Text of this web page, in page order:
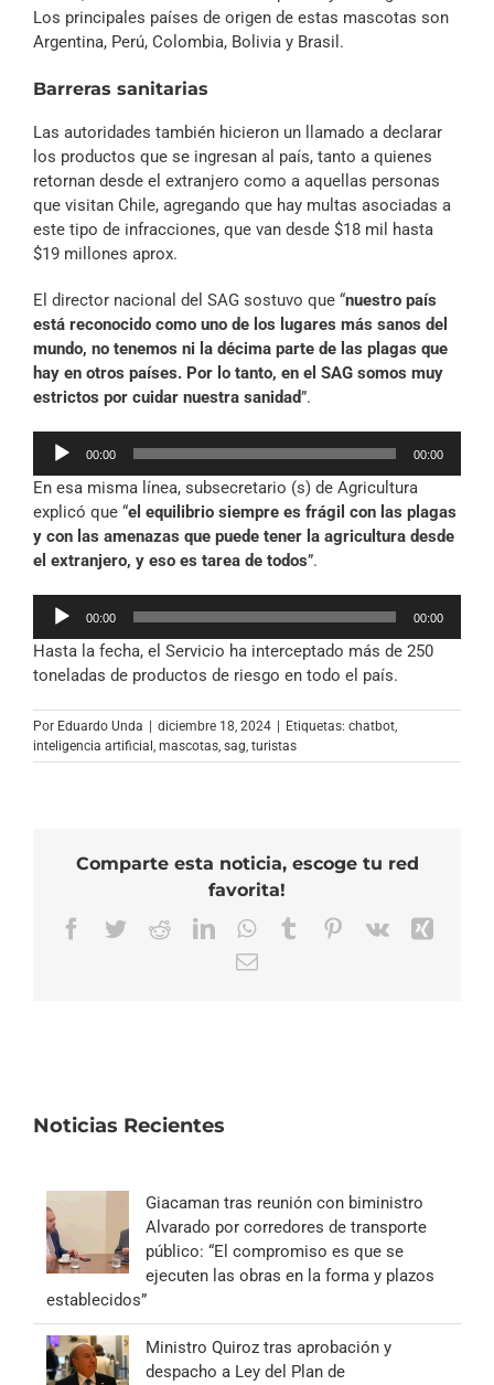
Los principales países de origen de estas mascotas son
Argentina, Perú, Colombia, Bolivia y Brasil.
Barreras sanitarias
Las autoridades también hicieron un llamado a declarar
los productos que se ingresan al país, tanto a quienes
retornan desde el extranjero como a aquellas personas
que visitan Chile, agregando que hay multas asociadas a
este tipo de infracciones, que van desde $18 mil hasta
$19 millones aprox.
El director nacional del SAG sostuvo que “nuestro país
está reconocido como uno de los lugares más sanos del
mundo, no tenemos ni la décima parte de las plagas que
hay en otros países. Por lo tanto, en el SAG somos muy
estrictos por cuidar nuestra sanidad”.
Reproductor
audio
00:00 00:00
En esa misma línea, subsecretario (s) de Agricultura
explicó que “el equilibrio siempre es frágil con las plagas
y con las amenazas que puede tener la agricultura desde
el extranjero, y eso es tarea de todos”.
Reproductor
audio
00:00 00:00
Hasta la fecha, el Servicio ha interceptado más de 250
toneladas de productos de riesgo en todo el país.
Por Eduardo Unda diciembre 18, 2024 Etiquetas: chatbot,
inteligencia artificial , mascotas, sag, turistas
Comparte esta noticia, escoge tu red
favorita!
Facebook
TwitterRedditLinkedInWhatsApp
TumblrPinterest
Vk
Correo
Noticias Recientes
Giacaman tras reunión con biministro
Alvarado por corredores de transporte
público: “El compromiso es que se
ejecuten las obras en la forma y plazos
establecidos”
Ministro Quiroz tras aprobación y
despacho a Ley del Plan de